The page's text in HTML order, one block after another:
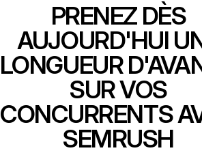
PRENEZ DÈS
AUJOURD'HUI
LONGUEUR
SUR VOS
CONCURRENTS
SEMRUSH